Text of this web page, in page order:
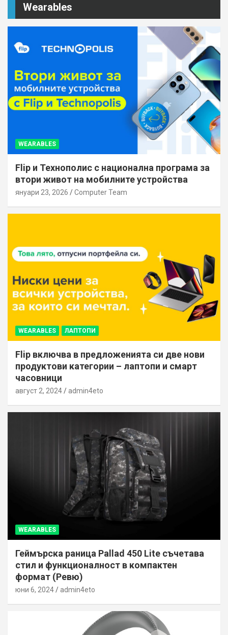
Wearables
WEARABLES
Flip и Технополис с национална програма за
втори живот на мобилните устройства
януари 23, 2026 Computer Team
WEARABLES ЛАПТОПИ
Flip включва в предложенията си две нови
продуктови категории – лаптопи и смарт
часовници
август 2, 2024 admin4eto
WEARABLES
Геймърска раница Pallad 450 Lite съчетава
стил и функционалност в компактен
формат (Ревю)
юни 6, 2024 admin4eto